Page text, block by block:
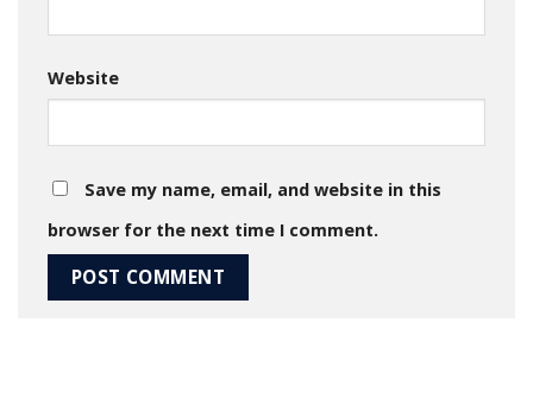
Website
Save my name, email, and website in this
browser for the next time I comment.